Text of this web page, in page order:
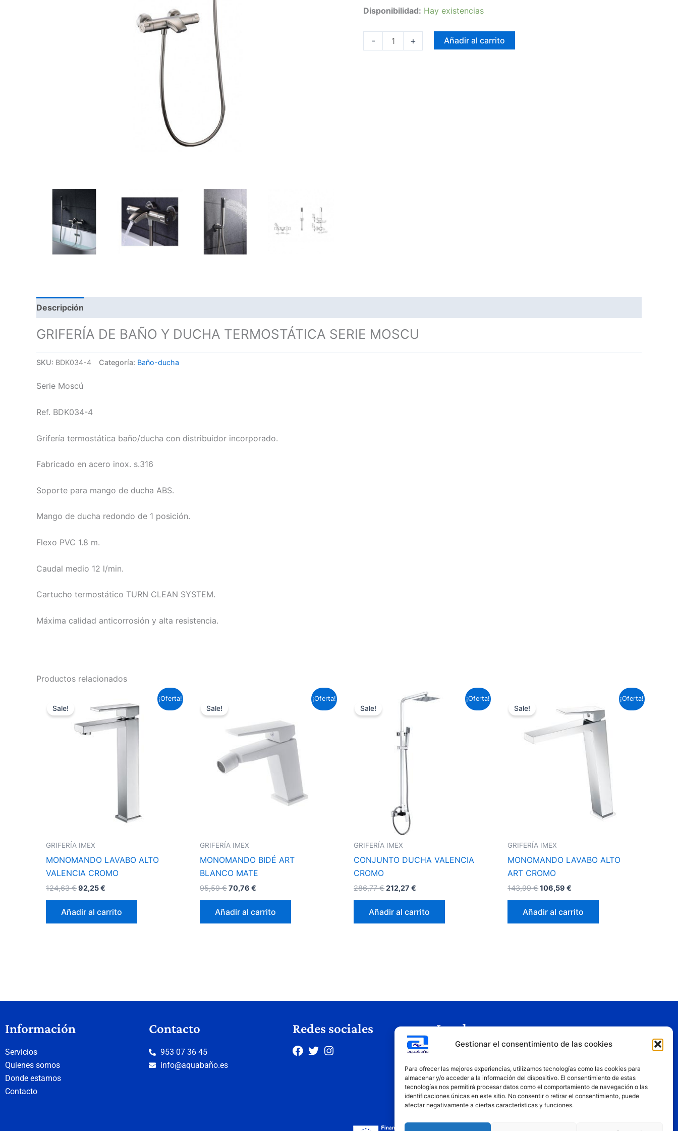
Gestionar el consentimiento de las cookies
Para ofrecer las mejores experiencias, utilizamos tecnologías como las cookies para
almacenar y/o acceder a la información del dispositivo. El consentimiento de estas
tecnologías nos permitirá procesar datos como el comportamiento de navegación o las
identificaciones únicas en este sitio. No consentir o retirar el consentimiento, puede
afectar negativamente a ciertas características y funciones.
Disponibilidad: Hay existencias
- + Añadir al carrito
Descripción
GRIFERÍA DE BAÑO Y DUCHA TERMOSTÁTICA SERIE MOSCU
SKU: BDK034-4 Categoría: Baño-ducha
Serie Moscú
Ref. BDK034-4
Grifería termostática baño/ducha con distribuidor incorporado.
Fabricado en acero inox. s.316
Soporte para mango de ducha ABS.
Mango de ducha redondo de 1 posición.
Flexo PVC 1.8 m.
Caudal medio 12 l/min.
Cartucho termostático TURN CLEAN SYSTEM.
Máxima calidad anticorrosión y alta resistencia.
Productos relacionados
¡Oferta!
Sale!
GRIFERÍA IMEX
MONOMANDO LAVABO ALTO
VALENCIA CROMO
124,63€
original
era:
124,63 €.
92,25€
precio
actual
es:
92,25 €.
Añadir al carrito
¡Oferta!
Sale!
GRIFERÍA IMEX
MONOMANDO BIDÉ ART
BLANCO MATE
95,59€
95,59 €.
70,76€
es:
70,76 €.
Añadir al carrito
¡Oferta!
Sale!
GRIFERÍA IMEX
CONJUNTO DUCHA VALENCIA
CROMO
286,77€
precio
286,77 €.
212,27€
El
precio
Añadir al carrito
¡Oferta!
Sale!
GRIFERÍA IMEX
MONOMANDO LAVABO ALTO
ART CROMO
143,99€
original
143,99 €.
106,59€
actual
106,59 €.
Añadir al carrito
Información
Servicios
Quienes somos
Donde estamos
Contacto
Contacto
953 07 36 45
info@aquabaño.es
Redes sociales Legal
Política de privacidad
Política de cookies
Condiciones de uso